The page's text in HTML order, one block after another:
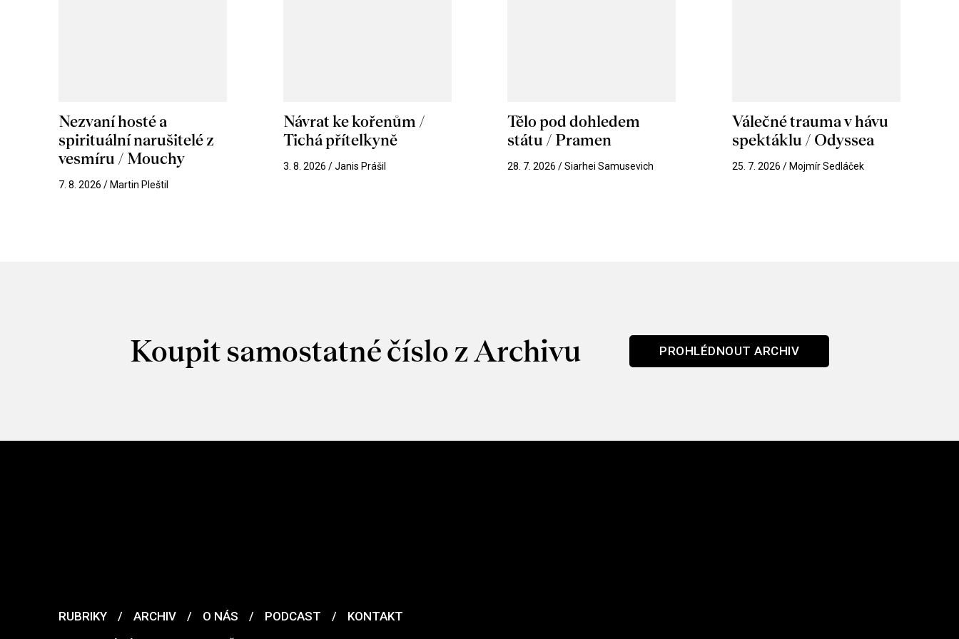
Nezvaní hosté a
spirituální narušitelé z
vesmíru / Mouchy
7. 8. 2026 / Martin Pleštil
Návrat ke kořenům /
Tichá přítelkyně
3. 8. 2026 / Janis Prášil
Tělo pod dohledem
státu / Pramen
28. 7. 2026 / Siarhei Samusevich
Válečné trauma v hávu
spektáklu / Odyssea
25. 7. 2026 / Mojmír Sedláček
Koupit samostatné číslo z Archivu PROHLÉDNOUT ARCHIV
RUBRIKY / ARCHIV / O NÁS / PODCAST /
KONTAKT